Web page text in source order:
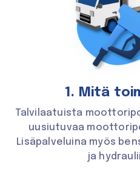
1. Mitä
Talvilaatuista
uusiutuvaa
Lisäpalveluina myös
ja